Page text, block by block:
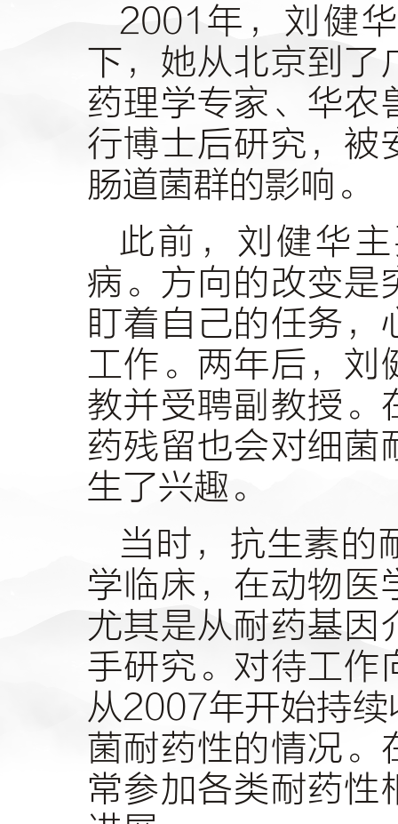
2001年，刘健
下，她从北京到了
药理学专家、华农
行博士后研究，被
肠道菌群的影响。
此前，刘健华
病。方向的改变是
盯着自己的任务，
工作。两年后，刘
教并受聘副教授。
药残留也会对细菌
生了兴趣。
当时，抗生素的
学临床，在动物医
尤其是从耐药基因
手研究。对待工作
从2007年开始持
菌耐药性的情况。
常参加各类耐药性